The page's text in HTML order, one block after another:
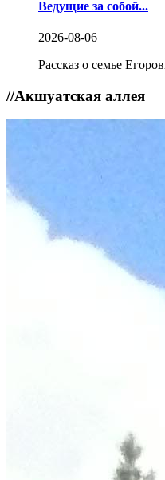
Ведущие за собой...
2026-08-06
Рассказ о семье
//Акшуатская аллея